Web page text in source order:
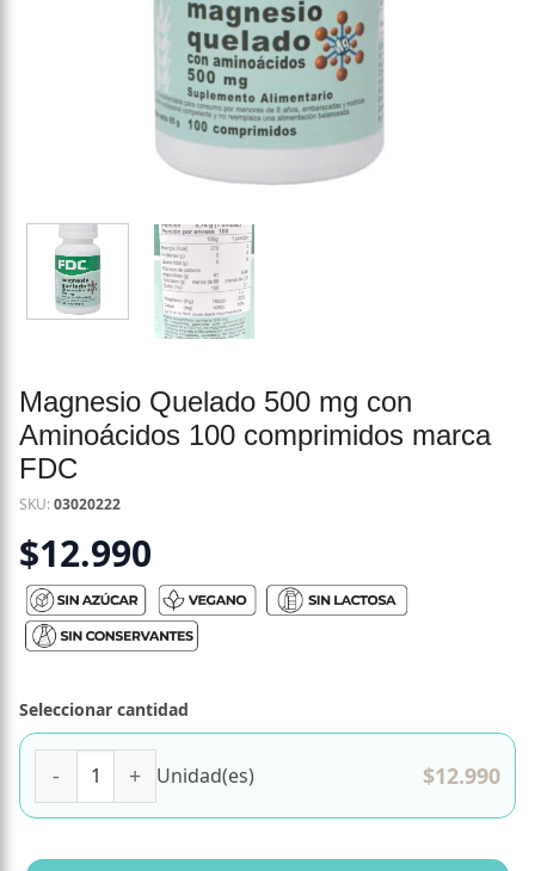
Magnesio Quelado 500 mg con
Aminoácidos 100 comprimidos marca
FDC
SKU:03020222
$12.990
Seleccionar cantidad
Unidad(es) $12.990